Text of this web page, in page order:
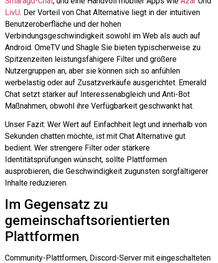
LivU. Der Vorteil von Chat Alternative liegt in der intuitiven
Benutzeroberfläche und der hohen
Verbindungsgeschwindigkeit sowohl im Web als auch auf
Android. OmeTV und Shagle Sie bieten typischerweise zu
Spitzenzeiten leistungsfähigere Filter und größere
Nutzergruppen an, aber sie können sich so anfühlen
werbelastig oder auf Zusatzverkäufe ausgerichtet. Emerald
Chat setzt stärker auf Interessenabgleich und Anti-Bot
Maßnahmen, obwohl ihre Verfügbarkeit geschwankt hat.
Unser Fazit: Wer Wert auf Einfachheit legt und innerhalb von
Sekunden chatten möchte, ist mit Chat Alternative gut
bedient. Wer strengere Filter oder stärkere
Identitätsprüfungen wünscht, sollte Plattformen
ausprobieren, die Geschwindigkeit zugunsten sorgfältigerer
Inhalte reduzieren.
Im Gegensatz zu
gemeinschaftsorientierten
Plattformen
Community-Plattformen, Discord-Server mit eingeschalteten